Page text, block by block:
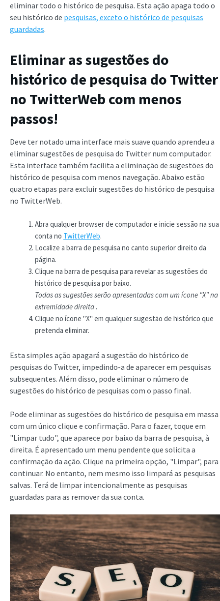
eliminar todo o histórico de pesquisa. Esta ação apaga todo o
seu histórico de pesquisas, exceto o histórico de pesquisas
guardadas.
Eliminar as sugestões do
histórico de pesquisa do Twitter
no TwitterWeb com menos
passos!
Deve ter notado uma interface mais suave quando aprendeu a
eliminar sugestões de pesquisa do Twitter num computador.
Esta interface também facilita a eliminação de sugestões do
histórico de pesquisa com menos navegação. Abaixo estão
quatro etapas para excluir sugestões do histórico de pesquisa
no TwitterWeb.
Abra qualquer browser de computador e inicie sessão na sua
conta no TwitterWeb.
Localize a barra de pesquisa no canto superior direito da
página.
Clique na barra de pesquisa para revelar as sugestões do
histórico de pesquisa por baixo.
Todas as sugestões serão apresentadas com um ícone "X" na
extremidade direita .
Clique no ícone "X" em qualquer sugestão de histórico que
pretenda eliminar.
Esta simples ação apagará a sugestão do histórico de
pesquisas do Twitter, impedindo-a de aparecer em pesquisas
subsequentes. Além disso, pode eliminar o número de
sugestões do histórico de pesquisas com o passo final.
Pode eliminar as sugestões do histórico de pesquisa em massa
com um único clique e confirmação. Para o fazer, toque em
"Limpar tudo", que aparece por baixo da barra de pesquisa, à
direita. É apresentado um menu pendente que solicita a
confirmação da ação. Clique na primeira opção, "Limpar", para
continuar. No entanto, nem mesmo isso limpará as pesquisas
salvas. Terá de limpar intencionalmente as pesquisas
guardadas para as remover da sua conta.